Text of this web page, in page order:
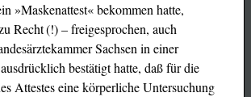
»Maskenattest« bekommen hatte,
Recht (!) – freigesprochen, auch
Sachsen in einer
bestätigt hatte, daß für die
Attestes eine körperliche Untersuchung